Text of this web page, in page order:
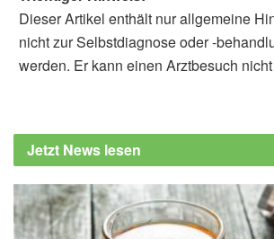
Dieser Artikel enthält nur allgemeine
nicht zur Selbstdiagnose oder -
werden. Er kann einen Arztbesuch
Jetzt News lesen